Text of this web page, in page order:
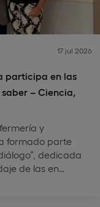
participa en las
– Ciencia,
17 jul 2026
y
formado parte
dedicada
de las en…